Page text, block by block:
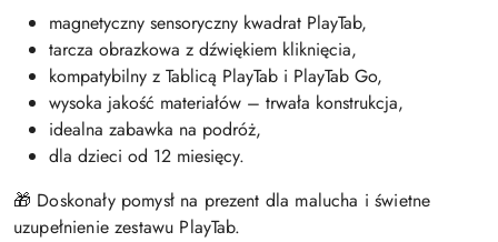
magnetyczny sensoryczny kwadrat PlayTab,
tarcza obrazkowa z dźwiękiem kliknięcia,
kompatybilny z Tablicą PlayTab i PlayTab Go,
wysoka jakość materiałów – trwała konstrukcja,
idealna zabawka na podróż,
dla dzieci od 12 miesięcy.
🎁 Doskonały pomysł na prezent dla malucha i świetne
uzupełnienie zestawu PlayTab.